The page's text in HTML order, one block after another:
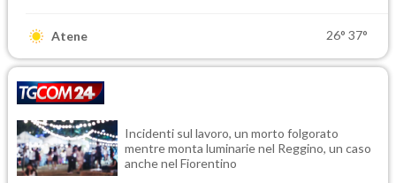
Atene 26° 37°
Incidenti sul lavoro, un morto folgorato
mentre monta luminarie nel Reggino, un caso
anche nel Fiorentino